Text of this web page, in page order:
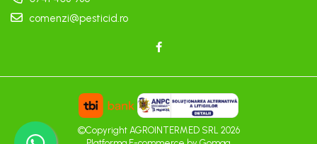
comenzi@pesticid.ro
©Copyright AGROINTERMED SRL 2026